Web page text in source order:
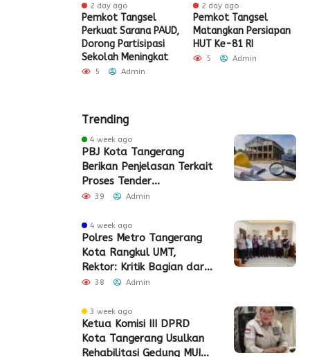
2 day ago
Pemkot Tangsel
Perkuat Sarana PAUD,
Dorong Partisipasi
Sekolah Meningkat
5 Admin
2 day ago
Pemkot Tangsel
Matangkan Persiapan
HUT Ke-81 RI
5 Admin
Trending
4 week ago
PBJ Kota Tangerang
Berikan Penjelasan Terkait
Proses Tender
Pembangunan Eks Pabrik
39 Admin
4 week ago
Polres Metro Tangerang
Kota Rangkul UMT,
Rektor: Kritik Bagian dari
Demokrasi
38 Admin
3 week ago
Ketua Komisi III DPRD
Kota Tangerang Usulkan
Rehabilitasi Gedung MUI